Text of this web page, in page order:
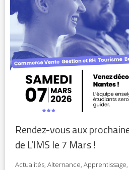
Rendez-vous aux
de L’IMS le 7 Mars !
Actualités, Alternance, Apprentissage,